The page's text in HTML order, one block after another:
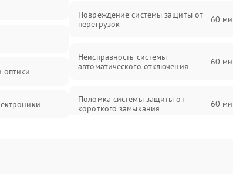
оптики
Повреждение системы защиты от
перегрузок
60
Неисправность системы
автоматического отключения
60
Поломка системы защиты от
короткого замыкания
60